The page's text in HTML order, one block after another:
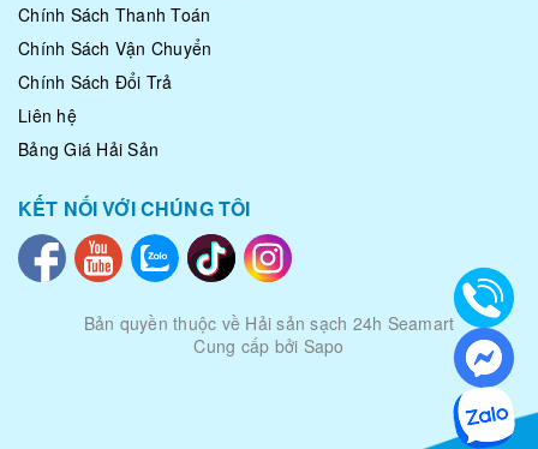
Chính Sách Thanh Toán
Chính Sách Vận Chuyển
Chính Sách Đổi Trả
Liên hệ
Bảng Giá Hải Sản
KẾT NỐI VỚI CHÚNG TÔI
Bản quyền thuộc về Hải sản sạch 24h Seamart
|
Cung cấp bởi Sapo